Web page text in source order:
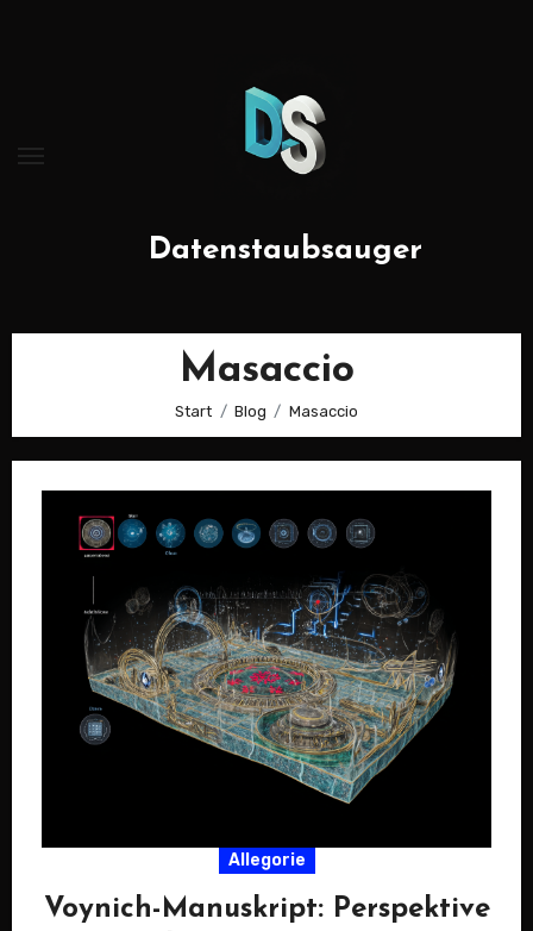
Datenstaubsauger
Masaccio
Start Blog Masaccio
Allegorie
Voynich-Manuskript: Perspektive